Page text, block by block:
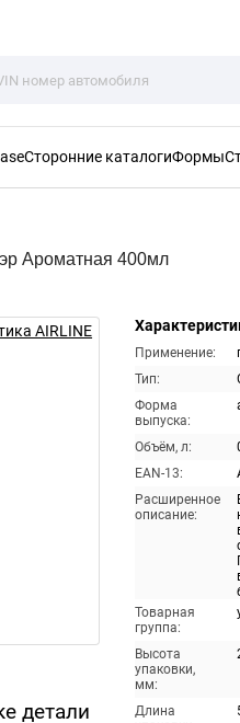
Сторонние каталогиФормы
Ароматная 400мл
детали
Применение:
Тип:
Форма
выпуска:
Объём, л:
EAN-13:
Расширенное
описание:
Товарная
группа:
Высота
упаковки,
мм:
Длина